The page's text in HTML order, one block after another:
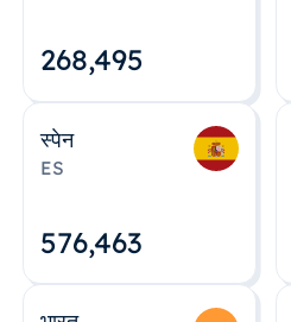
268,495
स्पेन
ES
576,463